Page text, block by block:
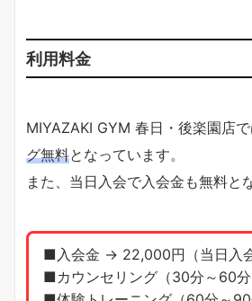
利用料金
MIYAZAKI GYM 春日・後楽園店で
グ無料となっています。
また、当日入会で入会金も無料と
■入会金 → 22,000円（当日入会
■カウンセリング（30分～60